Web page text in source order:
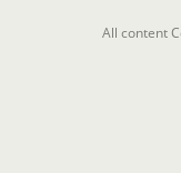
All content